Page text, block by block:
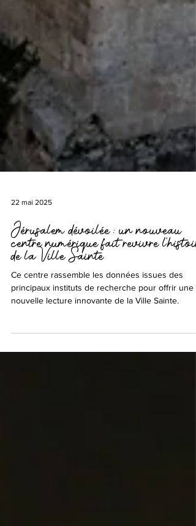
22 mai 2025
Jérusalem dévoilée : un nouveau
centre numérique fait revivre l’histoire
de la Ville Sainte
principaux instituts de recherche pour offrir une